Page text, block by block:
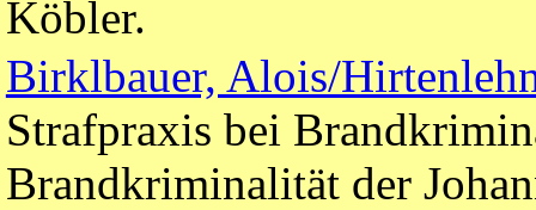
Köbler.
Birklbauer, Alois/
Strafpraxis bei
Brandkriminalität der